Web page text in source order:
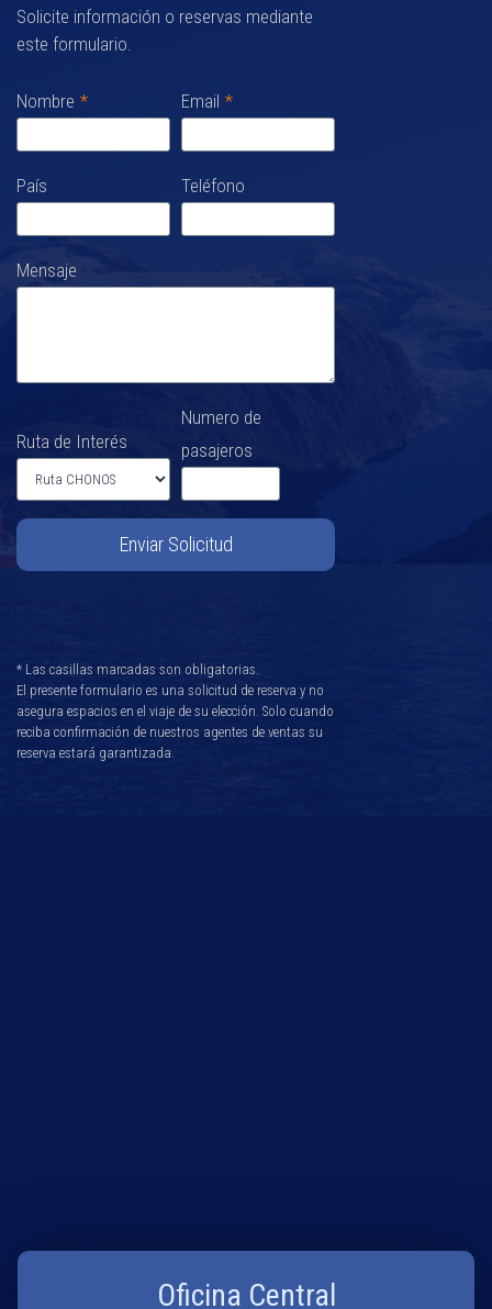
Solicite información o reservas mediante
este formulario.
Nombre * Email *
País Teléfono
Mensaje
Ruta de Interés
Numero de
pasajeros
Enviar Solicitud
* Las casillas marcadas son obligatorias.
El presente formulario es una solicitud de reserva y no
asegura espacios en el viaje de su elección. Solo cuando
reciba confirmación de nuestros agentes de ventas su
reserva estará garantizada.
Oficina Central